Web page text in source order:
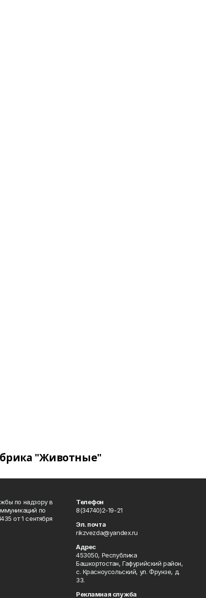
"Животные"
по надзору в
по
от 1 сентября
Телефон
8(34740)2-19-21
Эл. почта
rikzvezda@yandex.ru
Адрес
453050, Республика
Башкортостан, Гафурийский район,
с. Красноусольский, ул. Фрунзе, д.
33.
Рекламная служба